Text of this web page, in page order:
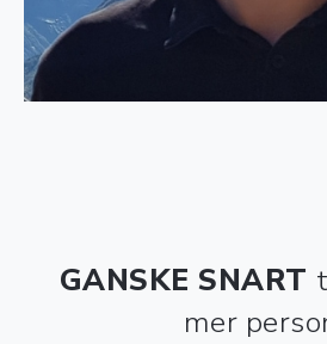
GANSKE SNART
mer